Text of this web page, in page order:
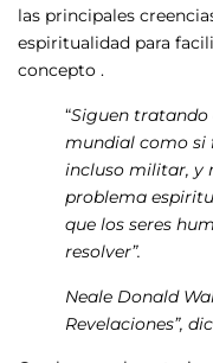
las principales
espiritualidad para
concepto .
“Siguen tratando
mundial como si
incluso militar, y
problema
que los seres
resolver”.
Neale Donald
Revelaciones”,